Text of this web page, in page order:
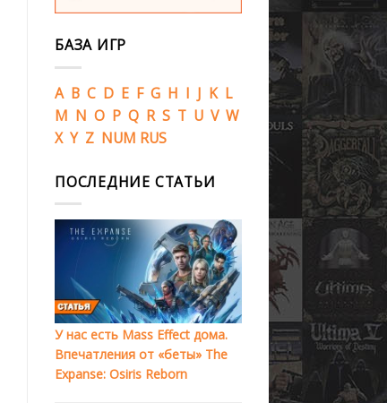
БАЗА ИГР
A B C D E F G H I J K L
M N O P Q R S T U V W
X Y Z NUM RUS
ПОСЛЕДНИЕ СТАТЬИ
У нас есть Mass Effect дома.
Впечатления от «беты» The
Expanse: Osiris Reborn